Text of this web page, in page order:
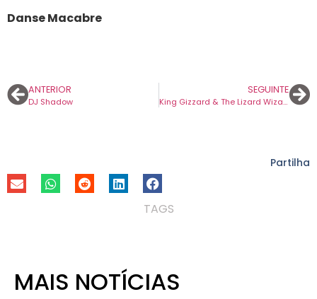
Danse Macabre
ANTERIOR
DJ Shadow
SEGUINTE
King Gizzard & The Lizard Wizard
Partilha
TAGS
MAIS NOTÍCIAS